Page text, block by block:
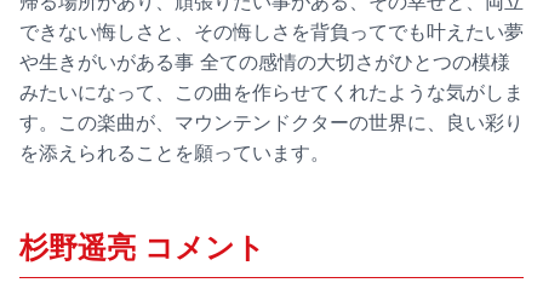
できない悔しさと、その悔しさを背負ってでも叶えたい夢
や生きがいがある事 全ての感情の大切さがひとつの模様
みたいになって、この曲を作らせてくれたような気がしま
す。この楽曲が、マウンテンドクターの世界に、良い彩り
を添えられることを願っています。
杉野遥亮 コメント